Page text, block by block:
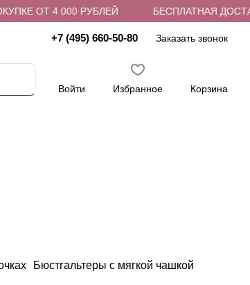
ОТ 4 000 РУБЛЕЙ БЕСПЛАТНАЯ
+7 (495) 660-50-80 Заказать звонок
Войти Избранное Корзина
Бюстгальтеры с мягкой чашкой